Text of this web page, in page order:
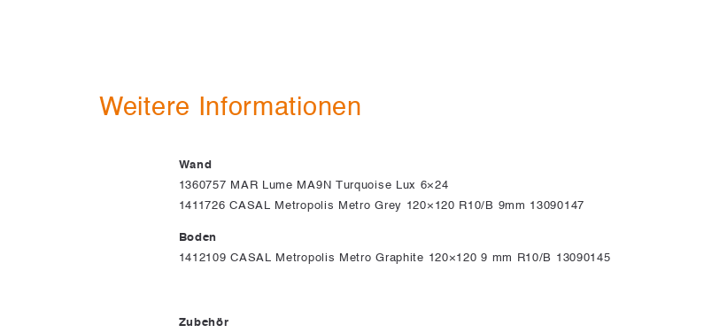
Weitere Informationen
Wand
1360757 MAR Lume MA9N Turquoise Lux 6×24
1411726 CASAL Metropolis Metro Grey 120×120 R10/B 9mm 13090147
Boden
1412109 CASAL Metropolis Metro Graphite 120×120 9 mm R10/B 13090145
Zubehör